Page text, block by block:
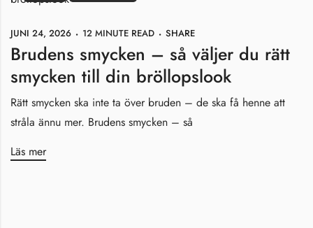
JUNI 24, 2026 12 MINUTE READ SHARE
Brudens smycken – så väljer du rätt
smycken till din bröllopslook
Rätt smycken ska inte ta över bruden – de ska få henne att
stråla ännu mer. Brudens smycken – så
Läs mer